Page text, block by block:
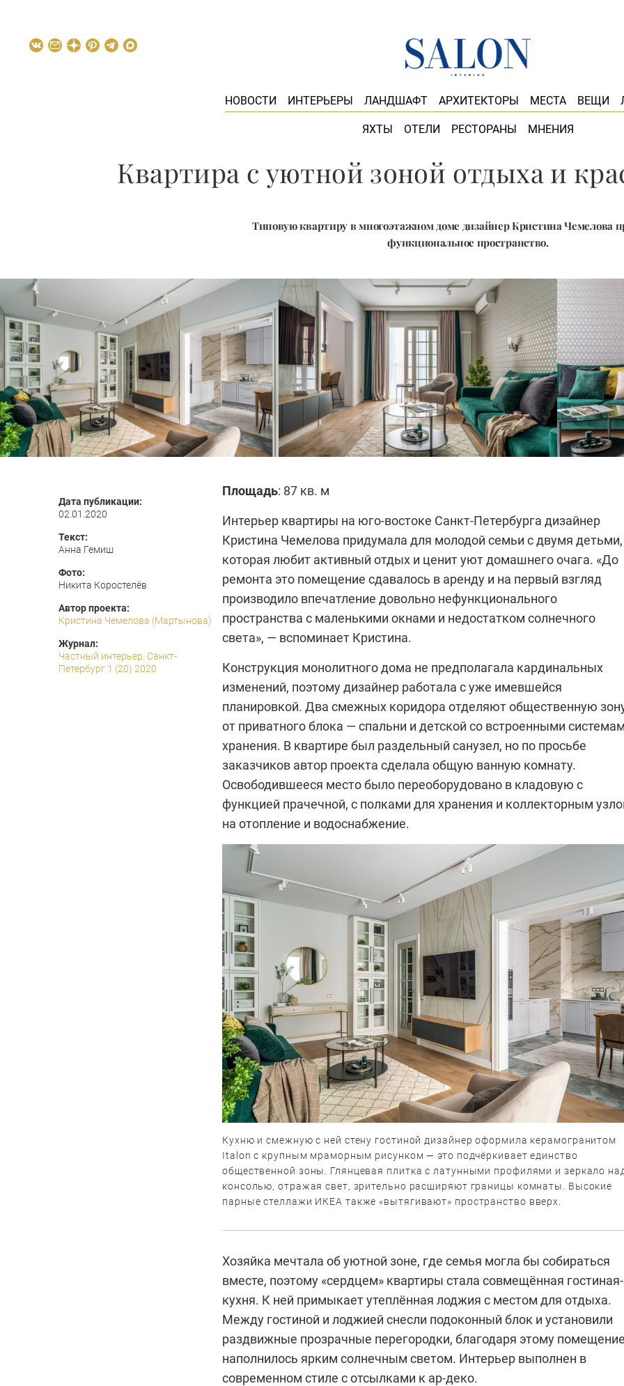
НОВОСТИ ИНТЕРЬЕРЫ ЛАНДШАФТ АРХИТЕКТОРЫ МЕСТА ВЕЩИ
ЯХТЫ ОТЕЛИ РЕСТОРАНЫ МНЕНИЯ
Квартира с уютной зоной отдыха и
Типовую квартиру в многоэтажном доме дизайнер Кристина Чемелова
функциональное пространство.
Дата публикации:
02.01.2020
Текст:
Анна Гемиш
Фото:
Никита Коростелёв
Автор проекта:
Кристина Чемелова (Мартынова)
Журнал:
Частный интерьер. Санкт-
Петербург 1 (20) 2020
Площадь: 87 кв. м
Интерьер квартиры на юго-востоке Санкт-Петербурга дизайнер
Кристина Чемелова придумала для молодой семьи с двумя детьми,
которая любит активный отдых и ценит уют домашнего очага. «До
ремонта это помещение сдавалось в аренду и на первый взгляд
производило впечатление довольно нефункционального
пространства с маленькими окнами и недостатком солнечного
света», — вспоминает Кристина.
Конструкция монолитного дома не предполагала кардинальных
изменений, поэтому дизайнер работала с уже имевшейся
планировкой. Два смежных коридора отделяют общественную
от приватного блока — спальни и детской со встроенными
хранения. В квартире был раздельный санузел, но по просьбе
заказчиков автор проекта сделала общую ванную комнату.
Освободившееся место было переоборудовано в кладовую с
функцией прачечной, с полками для хранения и коллекторным
на отопление и водоснабжение.
Кухню и смежную с ней стену гостиной дизайнер оформила керамогранитом
Italon с крупным мраморным рисунком — это подчёркивает единство
общественной зоны. Глянцевая плитка с латунными профилями и зеркало
консолью, отражая свет, зрительно расширяют границы комнаты. Высокие
парные стеллажи ИКЕА также «вытягивают» пространство вверх.
Хозяйка мечтала об уютной зоне, где семья могла бы собираться
вместе, поэтому «сердцем» квартиры стала совмещённая гостиная-
кухня. К ней примыкает утеплённая лоджия с местом для отдыха.
Между гостиной и лоджией снесли подоконный блок и установили
раздвижные прозрачные перегородки, благодаря этому
наполнилось ярким солнечным светом. Интерьер выполнен в
современном стиле с отсылками к ар-деко.